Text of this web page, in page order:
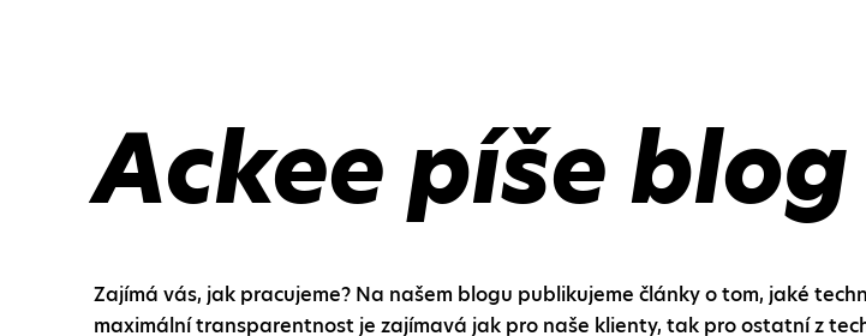
Ackee píše blog
Zajímá vás, jak pracujeme? Na našem blogu publikujeme články o tom, jaké
maximální transparentnost je zajímavá jak pro naše klienty, tak pro ostatní z